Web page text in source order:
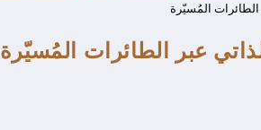
المُسيّرة
عبر الطائرات المُسيّرة